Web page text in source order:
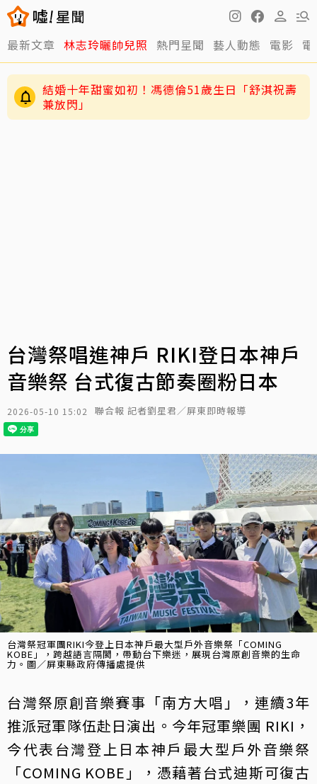
最新文章 林志玲曬帥兒照 熱門星聞 藝人動態 電影
結婚十年甜蜜如初！馮德倫51歲生日「舒淇祝壽
兼放閃」
台灣祭唱進神戶 RIKI登日本神戶
音樂祭 台式復古節奏圈粉日本
2026-05-10 15:02 聯合報 記者劉星君／屏東即時報導
台灣祭冠軍團RIKI今登上日本神戶最大型戶外音樂祭「COMING
KOBE」，跨越語言隔閡，帶動台下樂迷，展現台灣原創音樂的生命
力。圖／屏東縣政府傳播處提供
台灣祭原創音樂賽事「南方大唱」，連續3年
推派冠軍隊伍赴日演出。今年冠軍樂團 RIKI，
今代表台灣登上日本神戶最大型戶外音樂祭
「COMING KOBE」，憑藉著台式迪斯可復古